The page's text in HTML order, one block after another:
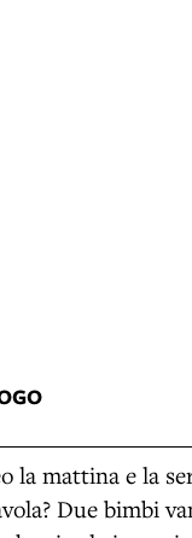
la mattina e la
Due bimbi